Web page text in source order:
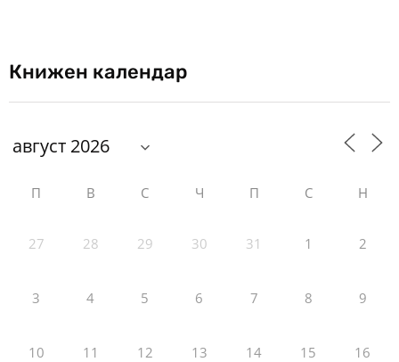
Книжен календар
П В С Ч П С Н
27 28 29 30 31 1 2
3 4 5 6 7 8 9
10 11 12 13 14 15 16